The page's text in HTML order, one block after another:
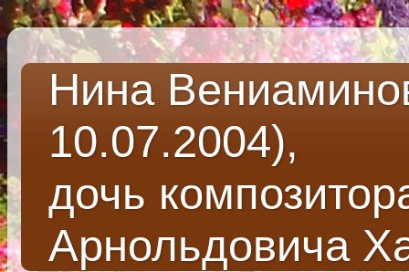
Нина
10.07.2004),
дочь
Арнольдовича